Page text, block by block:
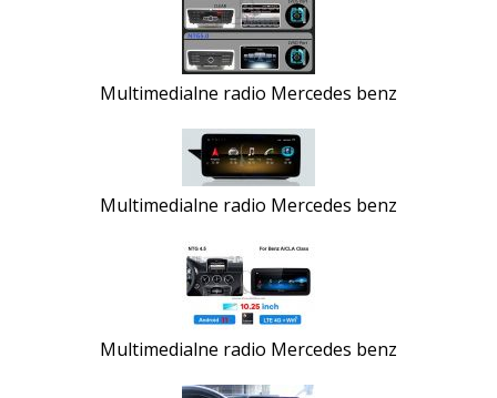
Multimedialne radio Mercedes benz
Multimedialne radio Mercedes benz
Multimedialne radio Mercedes benz